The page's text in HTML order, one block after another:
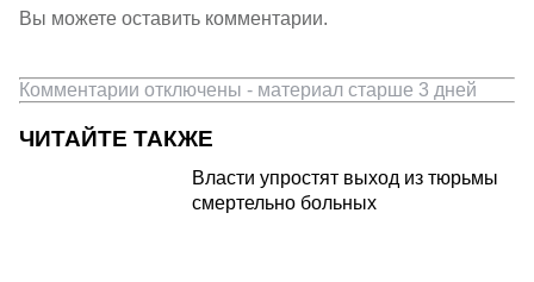
Вы можете оставить комментарии.
Комментарии отключены - материал старше 3 дней
ЧИТАЙТЕ ТАКЖЕ
Власти упростят выход из тюрьмы
смертельно больных